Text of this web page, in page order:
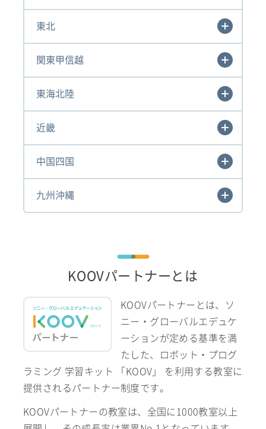
東北
関東甲信越
東海北陸
近畿
中国四国
九州沖縄
KOOVパートナーとは
KOOVパートナーとは、ソ
ニー・グローバルエデュケ
ーションが定める基準を満
たした、ロボット・プログ
ラミング 学習キット 「KOOV」 を利用する教室に
提供されるパートナー制度です。
KOOVパートナーの教室は、全国に1000教室以上